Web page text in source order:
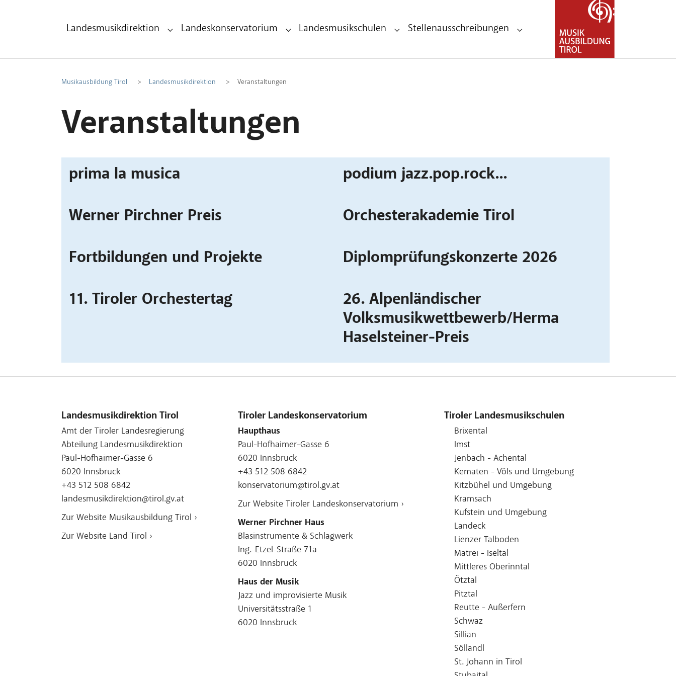
Landesmusikdirektion Submenu for "Landesmusikdirektion"
Landeskonservatorium Submenu for "Landeskonservatorium"
Landesmusikschulen Submenu for "Landesmusikschulen"
Stellenausschreibungen Submenu for "Stellenausschreibungen"
Musikausbildung Tirol Landesmusikdirektion Veranstaltungen
Veranstaltungen
prima la musica podium jazz.pop.rock...
Werner Pirchner Preis Orchesterakademie Tirol
Fortbildungen und Projekte Diplomprüfungskonzerte 2026
11. Tiroler Orchestertag
26. Alpenländischer
Volksmusikwettbewerb/Herma
Haselsteiner-Preis
Landesmusikdirektion Tirol
Amt der Tiroler Landesregierung
Abteilung Landesmusikdirektion
Paul-Hofhaimer-Gasse 6
6020 Innsbruck
+43 512 508 6842
landesmusikdirektion@tirol.gv.at
Zur Website Musikausbildung Tirol ›
Zur Website Land Tirol ›
Tiroler Landeskonservatorium
Haupthaus
Paul-Hofhaimer-Gasse 6
6020 Innsbruck
+43 512 508 6842
konservatorium@tirol.gv.at
Zur Website Tiroler Landeskonservatorium ›
Werner Pirchner Haus
Blasinstrumente & Schlagwerk
Ing.-Etzel-Straße 71a
6020 Innsbruck
Haus der Musik
Jazz und improvisierte Musik
Universitätsstraße 1
6020 Innsbruck
Tiroler Landesmusikschulen
Brixental
Imst
Jenbach - Achental
Kematen - Völs und Umgebung
Kitzbühel und Umgebung
Kramsach
Kufstein und Umgebung
Landeck
Lienzer Talboden
Matrei - Iseltal
Mittleres Oberinntal
Ötztal
Pitztal
Reutte - Außerfern
Schwaz
Sillian
Söllandl
St. Johann in Tirol